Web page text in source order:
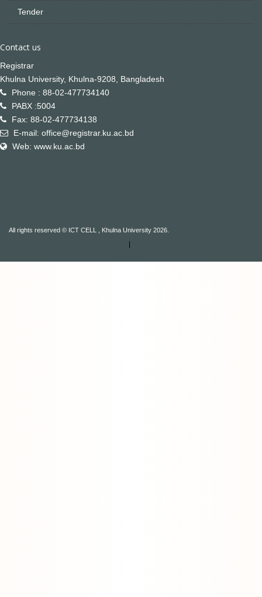
Tender
Contact us
Registrar
Khulna University, Khulna-9208, Bangladesh
Phone : 88-02-477734140
PABX :5004
Fax: 88-02-477734138
E-mail: office@registrar.ku.ac.bd
Web: www.ku.ac.bd
All rights reserved © ICT CELL , Khulna University 2026.
|